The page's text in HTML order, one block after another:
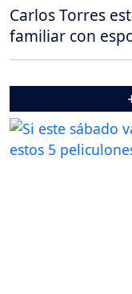
Carlos Torres
familiar con